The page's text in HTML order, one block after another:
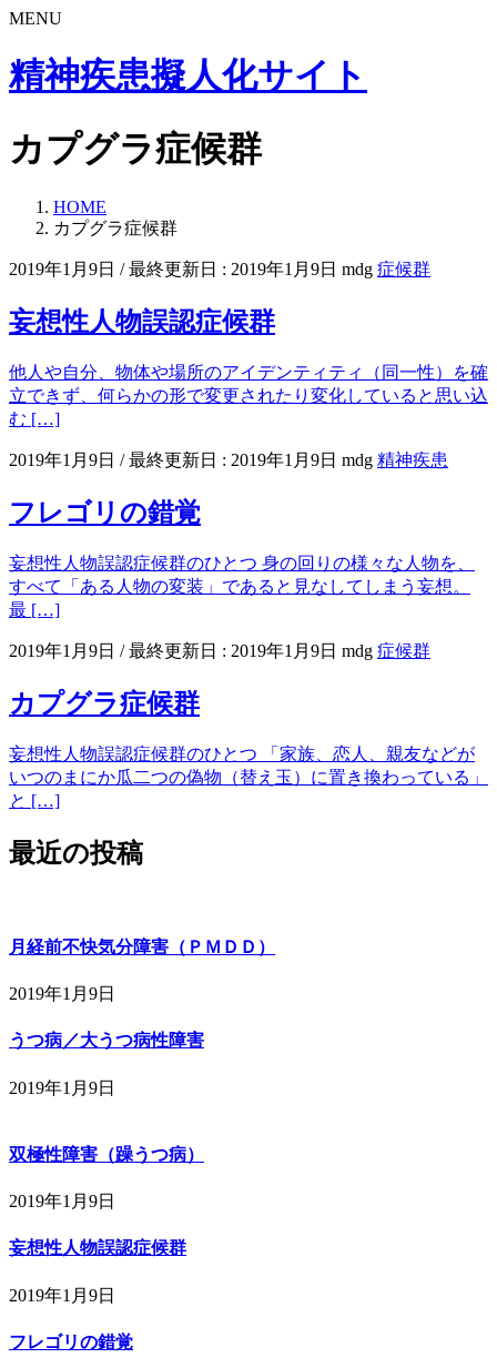
MENU
精神疾患擬人化サイト
カプグラ症候群
HOME
カプグラ症候群
2019年1月9日 / 最終更新日 : 2019年1月9日 mdg 症候群
妄想性人物誤認症候群
他人や自分、物体や場所のアイデンティティ（同一性）を確
立できず、何らかの形で変更されたり変化していると思い込
む […]
2019年1月9日 / 最終更新日 : 2019年1月9日 mdg 精神疾患
フレゴリの錯覚
妄想性人物誤認症候群のひとつ 身の回りの様々な人物を、
すべて「ある人物の変装」であると見なしてしまう妄想。
最 […]
2019年1月9日 / 最終更新日 : 2019年1月9日 mdg 症候群
カプグラ症候群
妄想性人物誤認症候群のひとつ 「家族、恋人、親友などが
いつのまにか瓜二つの偽物（替え玉）に置き換わっている」
と […]
最近の投稿
月経前不快気分障害（ＰＭＤＤ）
2019年1月9日
うつ病／大うつ病性障害
2019年1月9日
双極性障害（躁うつ病）
2019年1月9日
妄想性人物誤認症候群
2019年1月9日
フレゴリの錯覚